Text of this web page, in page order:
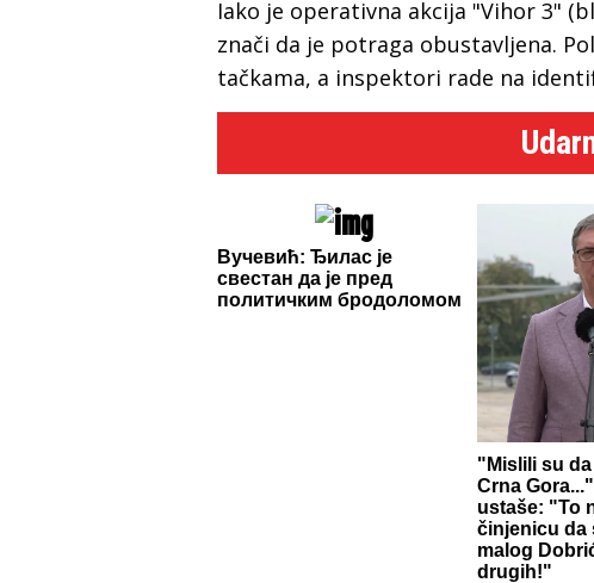
Iako je operativna akcija "Vihor 3"
znači da je potraga obustavljena.
tačkama, a inspektori rade na
Вучевић: Ђилас је
свестан да је пред
политичким бродоломом
"Mislili su
Crna
ustaše: "To
činjenicu da
malog
drugih!"